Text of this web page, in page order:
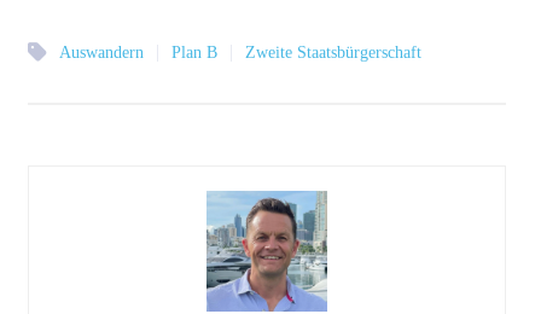
Auswandern Plan B Zweite Staatsbürgerschaft